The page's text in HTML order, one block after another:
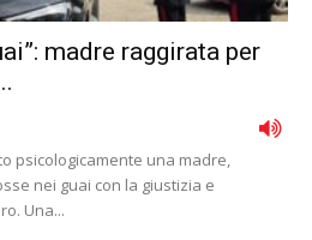
madre raggirata per
psicologicamente una madre,
nei guai con la giustizia e
Una...